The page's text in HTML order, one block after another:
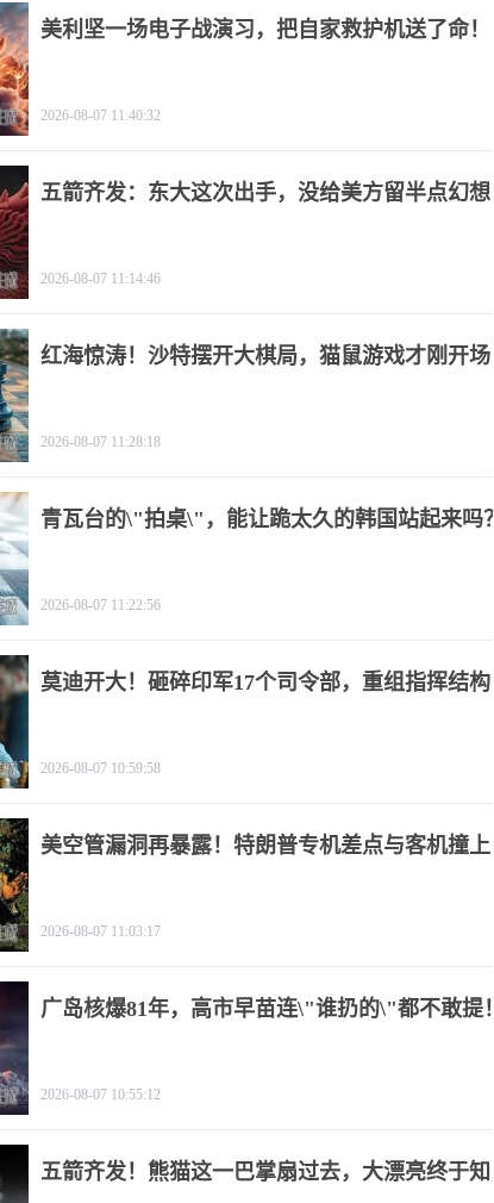
美利坚一场电子战演习，把自家救护机送了命！
2026-08-07 11:40:32
五箭齐发：东大这次出手，没给美方留半点幻想
2026-08-07 11:14:46
红海惊涛！沙特摆开大棋局，猫鼠游戏才刚开场
2026-08-07 11:28:18
青瓦台的\"拍桌\"，能让跪太久的韩国站起来吗？
2026-08-07 11:22:56
莫迪开大！砸碎印军17个司令部，重组指挥结构
2026-08-07 10:59:58
美空管漏洞再暴露！特朗普专机差点与客机撞上
2026-08-07 11:03:17
广岛核爆81年，高市早苗连\"谁扔的\"都不敢提！
2026-08-07 10:55:12
五箭齐发！熊猫这一巴掌扇过去，大漂亮终于知